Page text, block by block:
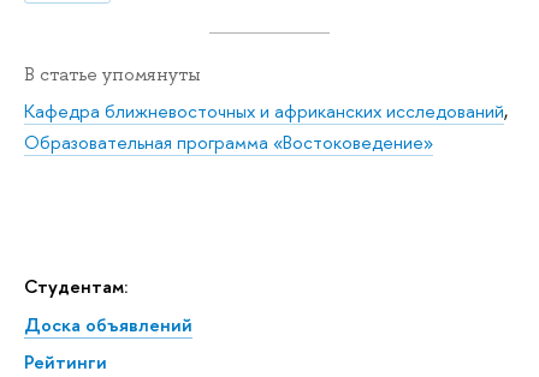
Студентам:
Доска объявлений
Рейтинги
В статье упомянуты
Кафедра ближневосточных и африканских исследований,
Образовательная программа «Востоковедение»